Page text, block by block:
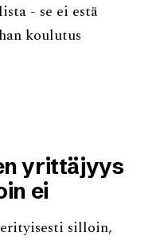
- se ei estä
koulutus
yrittäjyys
ei
silloin,